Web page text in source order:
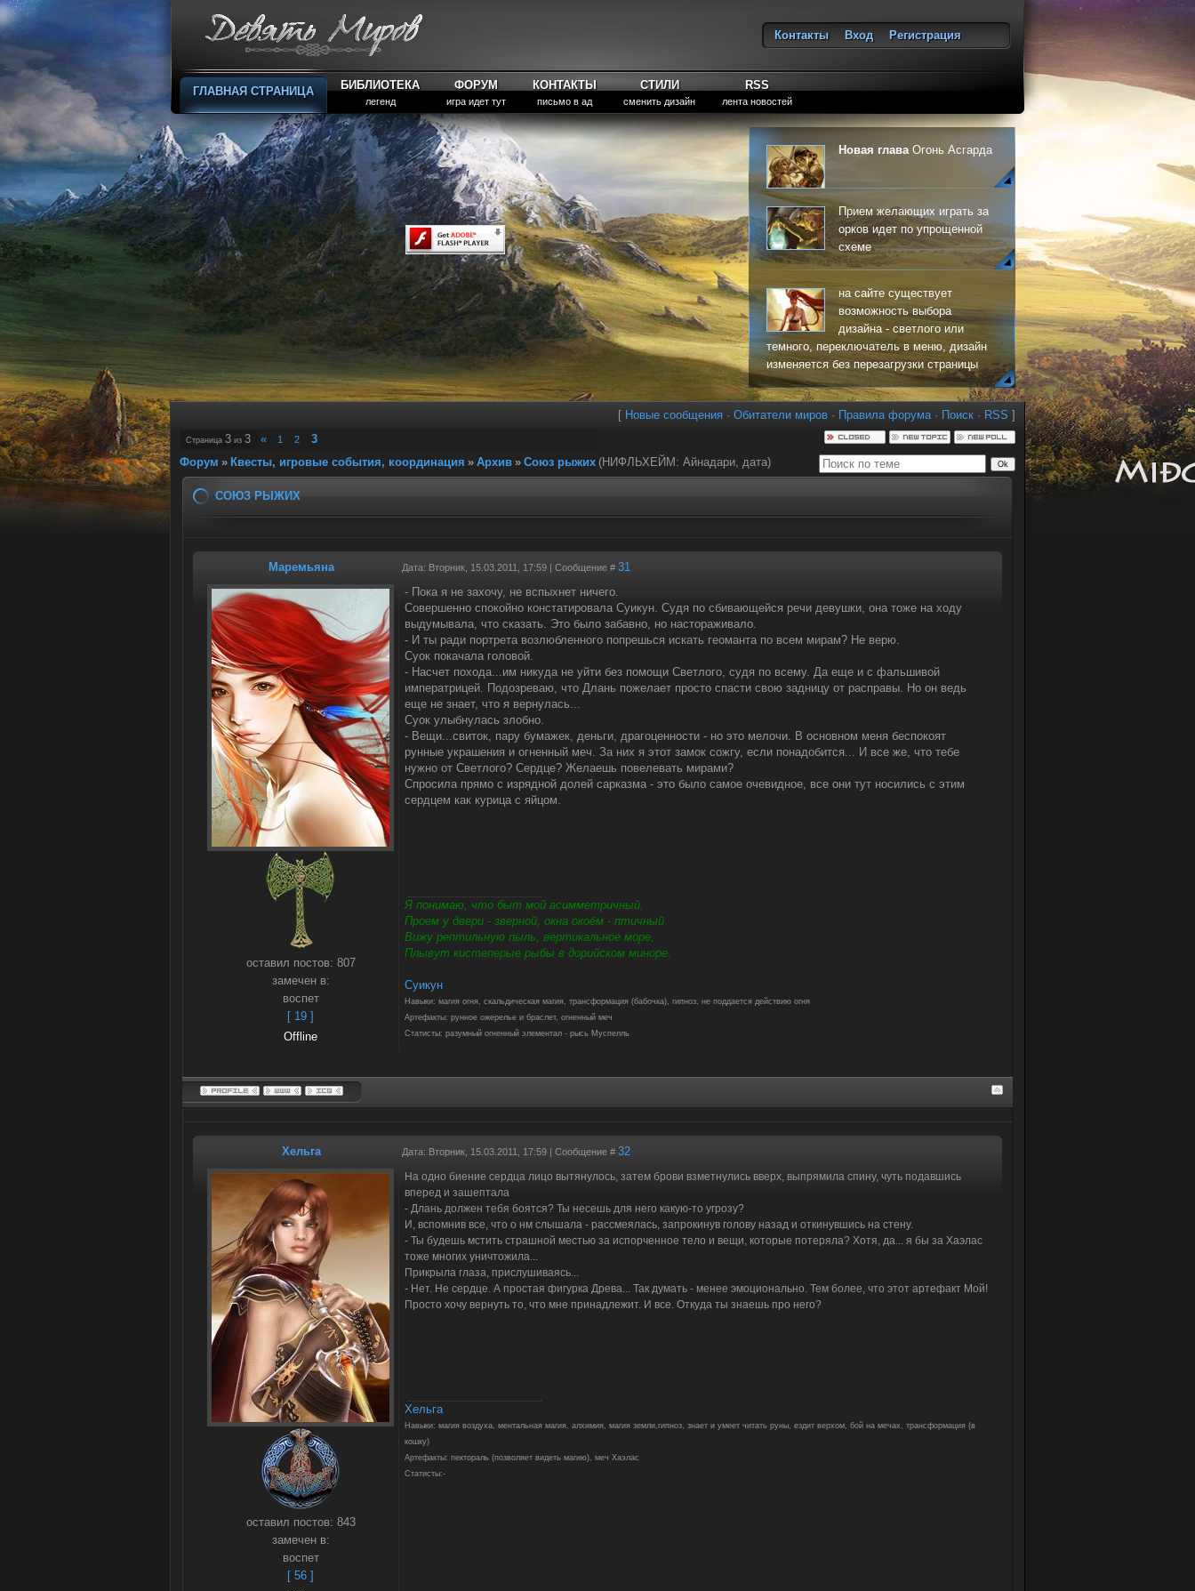
Контакты Вход
Регистрация
ГЛАВНАЯ СТРАНИЦА БИБЛИОТЕКА
легенд
ФОРУМ
игра идет тут
КОНТАКТЫ
письмо в ад
СТИЛИ
сменить дизайн
RSS
лента новостей
Новая главаОгонь Асгарда
Прием желающих играть за
орков идет по упрощенной
схеме
на сайте существует
возможность выбора
дизайна - светлого или
темного, переключатель в меню, дизайн
изменяется без перезагрузки страницы
[ Новые сообщения · Обитатели миров · Правила форума· Поиск · RSS ]
Страница 3 из 3 « 1 2
3
Форум » Квесты, игровые события, координация » Архив » Союз рыжих (НИФЛЬХЕЙМ: Айнадари, дата)
СОЮЗ РЫЖИХ
Маремьяна Дата: Вторник, 15.03.2011, 17:59 | Сообщение # 31
оставил постов: 807
замечен в:
воспет
[ 19 ]
Offline
- Пока я не захочу, не вспыхнет ничего.
Совершенно спокойно констатировала Суикун. Судя по сбивающейся речи девушки, она тоже на ходу
выдумывала, что сказать. Это было забавно, но настораживало.
- И ты ради портрета возлюбленного попрешься искать геоманта по всем мирам? Не верю.
Суок покачала головой.
- Насчет похода...им никуда не уйти без помощи Светлого, судя по всему. Да еще и с фальшивой
императрицей. Подозреваю, что Длань пожелает просто спасти свою задницу от расправы. Но он ведь
еще не знает, что я вернулась...
Суок улыбнулась злобно.
- Вещи...свиток, пару бумажек, деньги, драгоценности - но это мелочи. В основном меня беспокоят
рунные украшения и огненный меч. За них я этот замок сожгу, если понадобится... И все же, что тебе
нужно от Светлого? Сердце? Желаешь повелевать мирами?
Спросила прямо с изрядной долей сарказма - это было самое очевидное, все они тут носились с этим
сердцем как курица с яйцом.
Я понимаю, что быт мой асимметричный,
Проем у двери - зверной, окна окоём - птичный
Вижу рептильную пыль, вертикальное море,
Плывут кистеперые рыбы в дорийском миноре.
Суикун
Навыки: магия огня, скальдическая магия, трансформация (бабочка), гипноз, не поддается действию огня
Артефакты: рунное ожерелье и браслет, огненный меч
Статисты: разумный огненный элементал - рысь Муспелль
Хельга Дата: Вторник, 15.03.2011, 17:59 | Сообщение # 32
оставил постов: 843
замечен в:
воспет
[ 56 ]
На одно биение сердца лицо вытянулось, затем брови взметнулись вверх, выпрямила спину, чуть подавшись
вперед и зашептала
- Длань должен тебя боятся? Ты несешь для него какую-то угрозу?
И, вспомнив все, что о нм слышала - рассмеялась, запрокинув голову назад и откинувшись на стену.
- Ты будешь мстить страшной местью за испорченное тело и вещи, которые потеряла? Хотя, да... я бы за Хаэлас
тоже многих уничтожила...
Прикрыла глаза, прислушиваясь...
- Нет. Не сердце. А простая фигурка Древа... Так думать - менее эмоционально. Тем более, что этот артефакт Мой!
Просто хочу вернуть то, что мне принадлежит. И все. Откуда ты знаешь про него?
Хельга
Навыки: магия воздуха, ментальная магия, алхимия, магия земли,гипноз, знает и умеет читать руны, ездит верхом, бой на мечах, трансформация (в
кошку)
Артефакты: пектораль (позволяет видеть магию), меч Хаэлас
Статисты:-